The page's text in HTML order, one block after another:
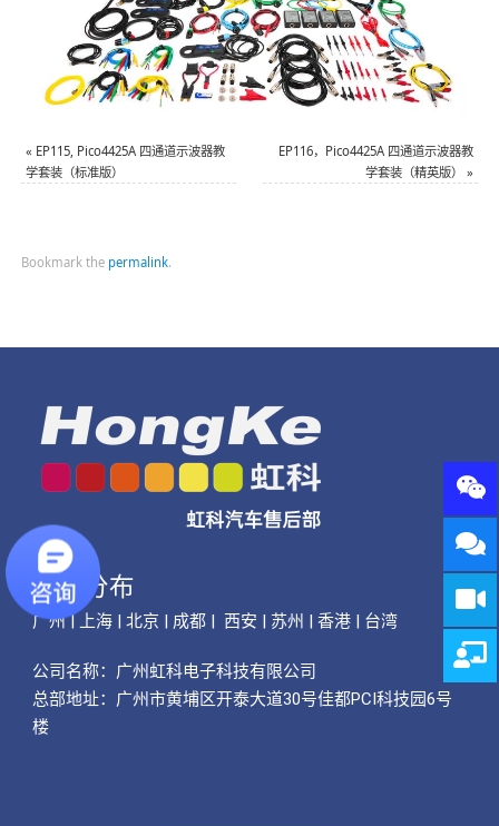
« EP115, Pico4425A 四通道示波器教
学套装（标准版）
EP116，Pico4425A 四通道示波器教
学套装（精英版）
»
Bookmark the permalink.
公司分布
广州 | 上海 | 北京 | 成都 | 西安 | 苏州 | 香港 | 台湾
公司名称： 广州虹科电子科技有限公司
总部地址：广州市黄埔区开泰大道30号佳都PCI科技园6号
楼